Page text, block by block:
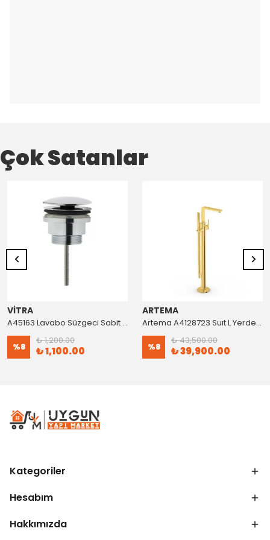
Çok Satanlar
VİTRA
A45163 Lavabo Süzgeci Sabit Krom
%8
₺ 1,200.00
₺ 1,100.00
ARTEMA
Artema A4128723 Suıt L Yerden Küvet Bataryası Altın
%8
₺ 43,500.00
₺ 39,900.00
Kategoriler
Hesabım
Hakkımızda